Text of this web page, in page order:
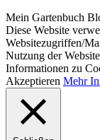
Mein Gartenbuch
Diese Website
Websitezugriffen/
Nutzung der
Informationen zu
Akzeptieren Mehr